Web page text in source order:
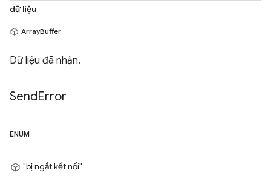
dữ liệu
ArrayBuffer
Dữ liệu đã nhận.
SendError
ENUM
"bị ngắt kết nối"